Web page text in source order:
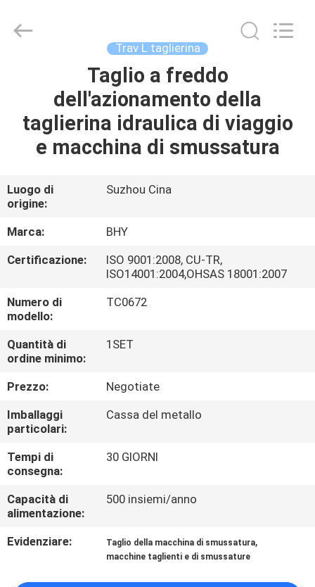
PRODOTTI
NOI
GIRO
DELLA
CONTROLLO
DI
MAPPA
DEL
SITO
NORME
SULLA
Bohyar
Engineering
Trav L taglierina
Taglio a freddo
dell'azionamento della
taglierina idraulica di viaggio
e macchina di smussatura
Luogo di
origine:
Suzhou Cina
Marca:
BHY
Certificazione:
ISO 9001:2008, CU-TR,
ISO14001:2004,OHSAS 18001:2007
Numero di
modello:
TC0672
Quantità di
ordine minimo:
1SET
Prezzo:
Negotiate
Imballaggi
particolari:
Cassa del metallo
Tempi di
consegna:
30 GIORNI
Capacità di
alimentazione:
500 insiemi/anno
Evidenziare: Taglio della macchina di smussatura,
macchine taglienti e di smussature